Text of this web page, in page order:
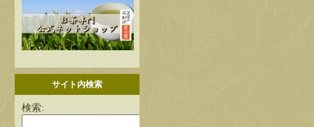
サイト内検索
検索: